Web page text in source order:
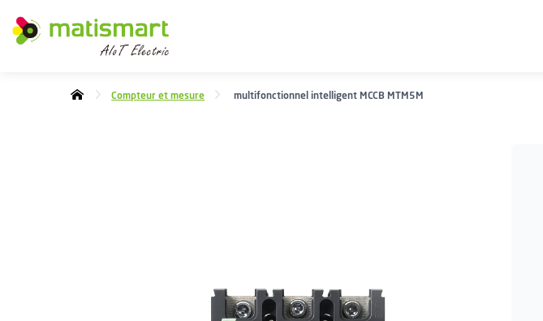
Compteur et mesure multifonctionnel intelligent MCCB MTM5M